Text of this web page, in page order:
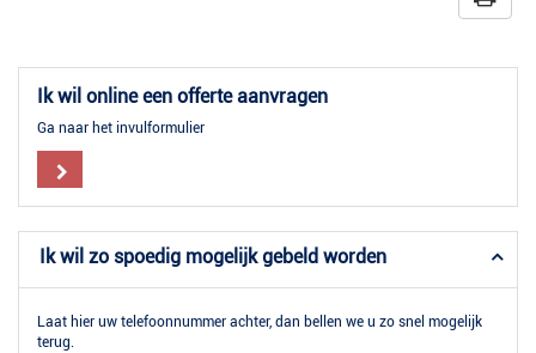
Ik wil online een offerte aanvragen
Ga naar het invulformulier
Ik wil zo spoedig mogelijk gebeld worden
Laat hier uw telefoonnummer achter, dan bellen we u zo snel mogelijk
terug.